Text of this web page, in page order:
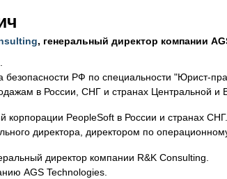
, генеральный директор компании
РФ по специальности "Юрист-
в России, СНГ и странах Центральной и
PeopleSoft в России и странах СНГ.
директора, директором по
директор компании R&K Consulting.
AGS Technologies.